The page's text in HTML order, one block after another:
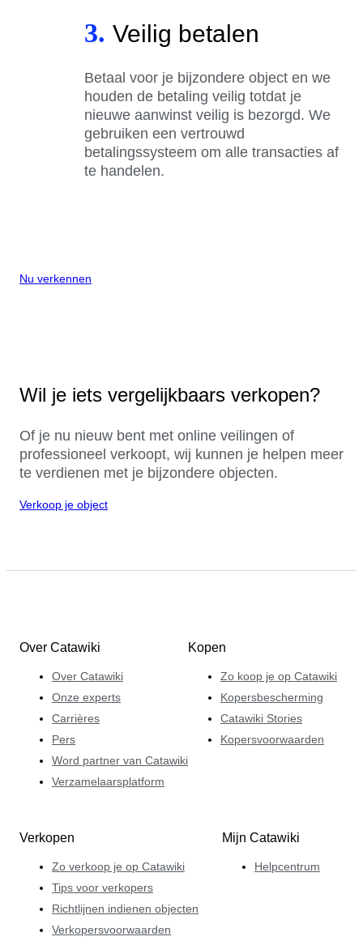
3. Veilig betalen
Betaal voor je bijzondere object en we
houden de betaling veilig totdat je
nieuwe aanwinst veilig is bezorgd. We
gebruiken een vertrouwd
betalingssysteem om alle transacties af
te handelen.
Nu verkennen
Wil je iets vergelijkbaars verkopen?
Of je nu nieuw bent met online veilingen of
professioneel verkoopt, wij kunnen je helpen meer
te verdienen met je bijzondere objecten.
Verkoop je object
Over Catawiki
Over Catawiki
Onze experts
Carrières
Pers
Word partner van Catawiki
Verzamelaarsplatform
Kopen
Zo koop je op Catawiki
Kopersbescherming
Catawiki Stories
Kopersvoorwaarden
Verkopen
Zo verkoop je op Catawiki
Tips voor verkopers
Richtlijnen indienen objecten
Verkopersvoorwaarden
Mijn Catawiki
Helpcentrum